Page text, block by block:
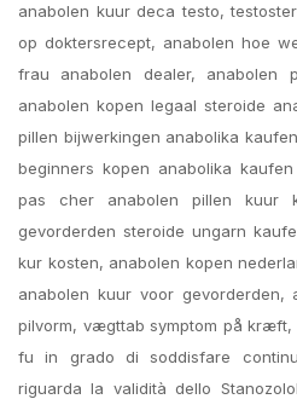
anabolen kuur deca testo,
op doktersrecept, anabolen hoe
frau anabolen dealer, anabolen
anabolen kopen legaal steroide
pillen bijwerkingen anabolika
beginners kopen anabolika
pas cher anabolen pillen kuur
gevorderden steroide ungarn
kur kosten, anabolen kopen
anabolen kuur voor gevorderden,
pilvorm, vægttab symptom på kræft,
fu in grado di soddisfare
riguarda la validità dello